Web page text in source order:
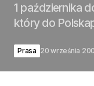
1 października
który do
Prasa 20 września